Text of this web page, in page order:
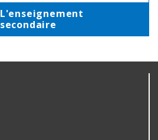
L'enseignement
secondaire